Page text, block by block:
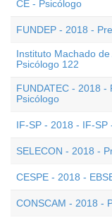
CE - Psicólogo
FUNDEP - 2018 -
Instituto Machado
Psicólogo 122
FUNDATEC - 2018 -
Psicólogo
IF-SP - 2018 - IF-SP
SELECON - 2018 -
CESPE - 2018 -
CONSCAM - 2018 -